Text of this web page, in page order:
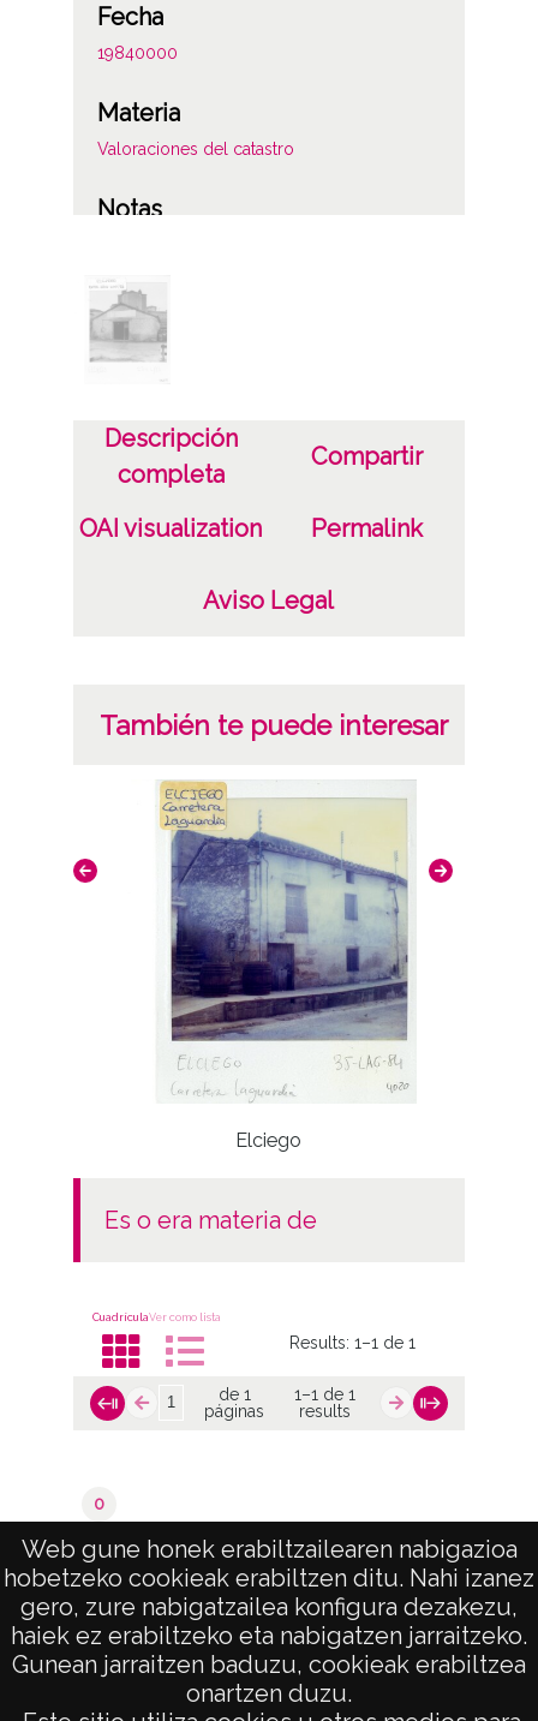
Web gune honek erabiltzailearen nabigazioa
hobetzeko cookieak erabiltzen ditu. Nahi izanez
gero, zure nabigatzailea konfigura dezakezu,
haiek ez erabiltzeko eta nabigatzen jarraitzeko.
Gunean jarraitzen baduzu, cookieak erabiltzea
onartzen duzu.
Fecha
19840000
Materia
Valoraciones del catastro
Notas
Licencia de las imágenes
CC BY-NC-SA 4.0
Descripción
completa
Compartir
OAI visualization Permalink
Aviso Legal
También te puede interesar
Elciego
es o era materia de
CuadrículaVer como lista
Results:1–1 de 1
de 1
páginas
1–1 de 1
results
0
de 1
páginas
1–1 de 1
results
AVISO LEGAL